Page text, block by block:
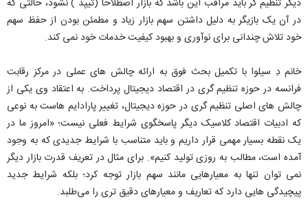
در آن یک بازیگر به دلیل داشتن سهم بازار زیاد و مطمئن بودن از حفظ سهم
خود تلاش چندانی برای نوآوری و بهبود کیفیت خدمات خود نمی کند.
خانم دِ سیلوا با تکمیل بحث فوق به ارائه چالش های عملی در مرکز رقابت
فرانسه در حوزه تنظیم گری در اقتصاد دیجیتال پرداخت. به اعتقاد وی یکی از
چالش های اصلی تنظیم گری در حوزه دیجیتال، تغییر پارادایم هاست به نوعی
که ادبیات اقتصاد کلاسیک دیگر پاسخگوی شرایط فعلی نیست؛ «امروز ما در
یک نقطه بسیار مهمی قرار داریم و باید متناسب با شرایط جدیدی که به وجود
آمده است، مطالب به روزی تولید کنیم». برای مثال در تعریف قدرت بازار دیگر
نمی توان تنها به معیارهایی مانند سهم بازار توجه کرد؛ بلکه شرایط جدید
پیچیدگی هایی دارد که تعاریف و معیارهای دقیق تری را می‌طلبد.